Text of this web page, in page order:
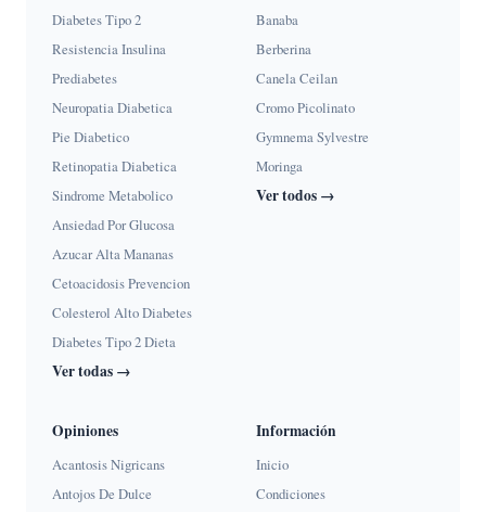
Diabetes Tipo 2
Resistencia Insulina
Prediabetes
Neuropatia Diabetica
Pie Diabetico
Retinopatia Diabetica
Sindrome Metabolico
Ansiedad Por Glucosa
Azucar Alta Mananas
Cetoacidosis Prevencion
Colesterol Alto Diabetes
Diabetes Tipo 2 Dieta
Ver todas →
Banaba
Berberina
Canela Ceilan
Cromo Picolinato
Gymnema Sylvestre
Moringa
Ver todos →
Opiniones
Acantosis Nigricans
Antojos De Dulce
Información
Inicio
Condiciones